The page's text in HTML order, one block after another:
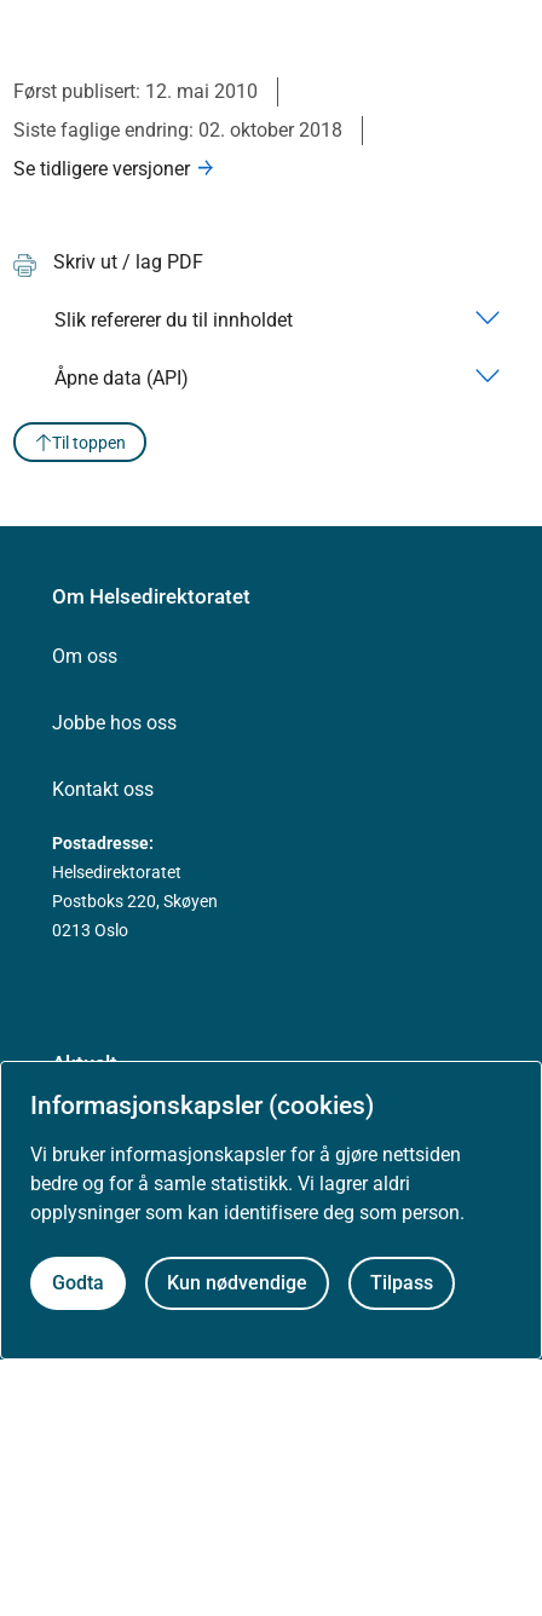
Informasjonskapsler (cookies)
Vi bruker informasjonskapsler for å gjøre nettsiden
bedre og for å samle statistikk. Vi lagrer aldri
opplysninger som kan identifisere deg som person.
Godta Kun nødvendige Tilpass
Først publisert: 12. mai 2010
Siste faglige endring: 02. oktober 2018
Se tidligere versjoner
Skriv ut / lag PDF
Slik refererer du til innholdet
Åpne data (API)
Til toppen
Om Helsedirektoratet
Om oss
Jobbe hos oss
Kontakt oss
Postadresse:
Helsedirektoratet
Postboks 220, Skøyen
0213 Oslo
Aktuelt
Arrangementer
Høringer